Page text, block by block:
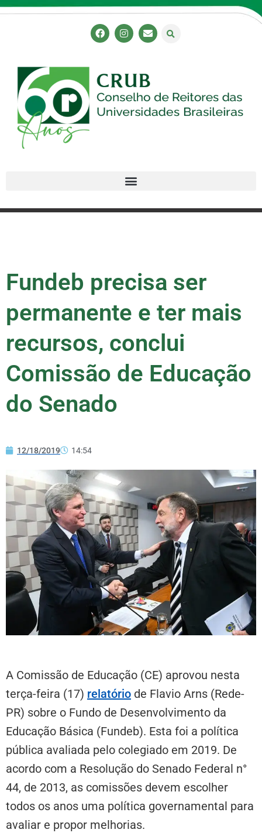
Fundeb precisa ser
permanente e ter mais
recursos, conclui
Comissão de Educação
do Senado
12/18/2019 14:54
A Comissão de Educação (CE) aprovou nesta
terça-feira (17) relatório de Flavio Arns (Rede-
PR) sobre o Fundo de Desenvolvimento da
Educação Básica (Fundeb). Esta foi a política
pública avaliada pelo colegiado em 2019. De
acordo com a Resolução do Senado Federal n°
44, de 2013, as comissões devem escolher
todos os anos uma política governamental para
avaliar e propor melhorias.